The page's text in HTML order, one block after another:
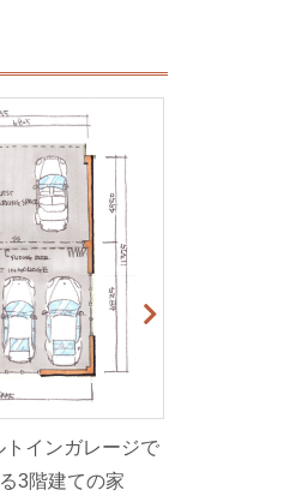
トインガレージで
3階建ての家